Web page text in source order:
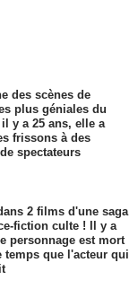
des scènes de
plus géniales du
y a 25 ans, elle a
frissons à des
spectateurs
2 films d'une saga
fiction culte ! Il y a
personnage est mort
temps que l'acteur qui